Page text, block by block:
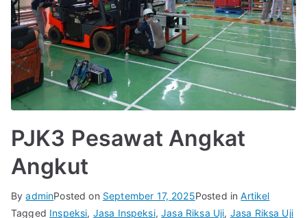
PJK3 Pesawat Angkat
Angkut
ByadminPosted on September 17, 2025Posted inArtikel
Tagged Inspeksi, Jasa Inspeksi,Jasa Riksa Uji, Jasa Riksa Uji